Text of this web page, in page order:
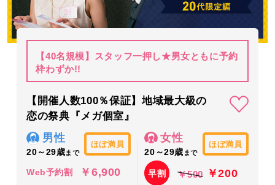
【40名規模】スタッフ一押し★男女ともに予約
枠わずか!!
【開催人数100％保証】地域最大級の
恋の祭典『メガ個室』
男性
20～29歳まで
ほぼ満員
Web予約割 ￥6,900
女性
20～29歳 まで
ほぼ満員
早割 ￥500 ￥200